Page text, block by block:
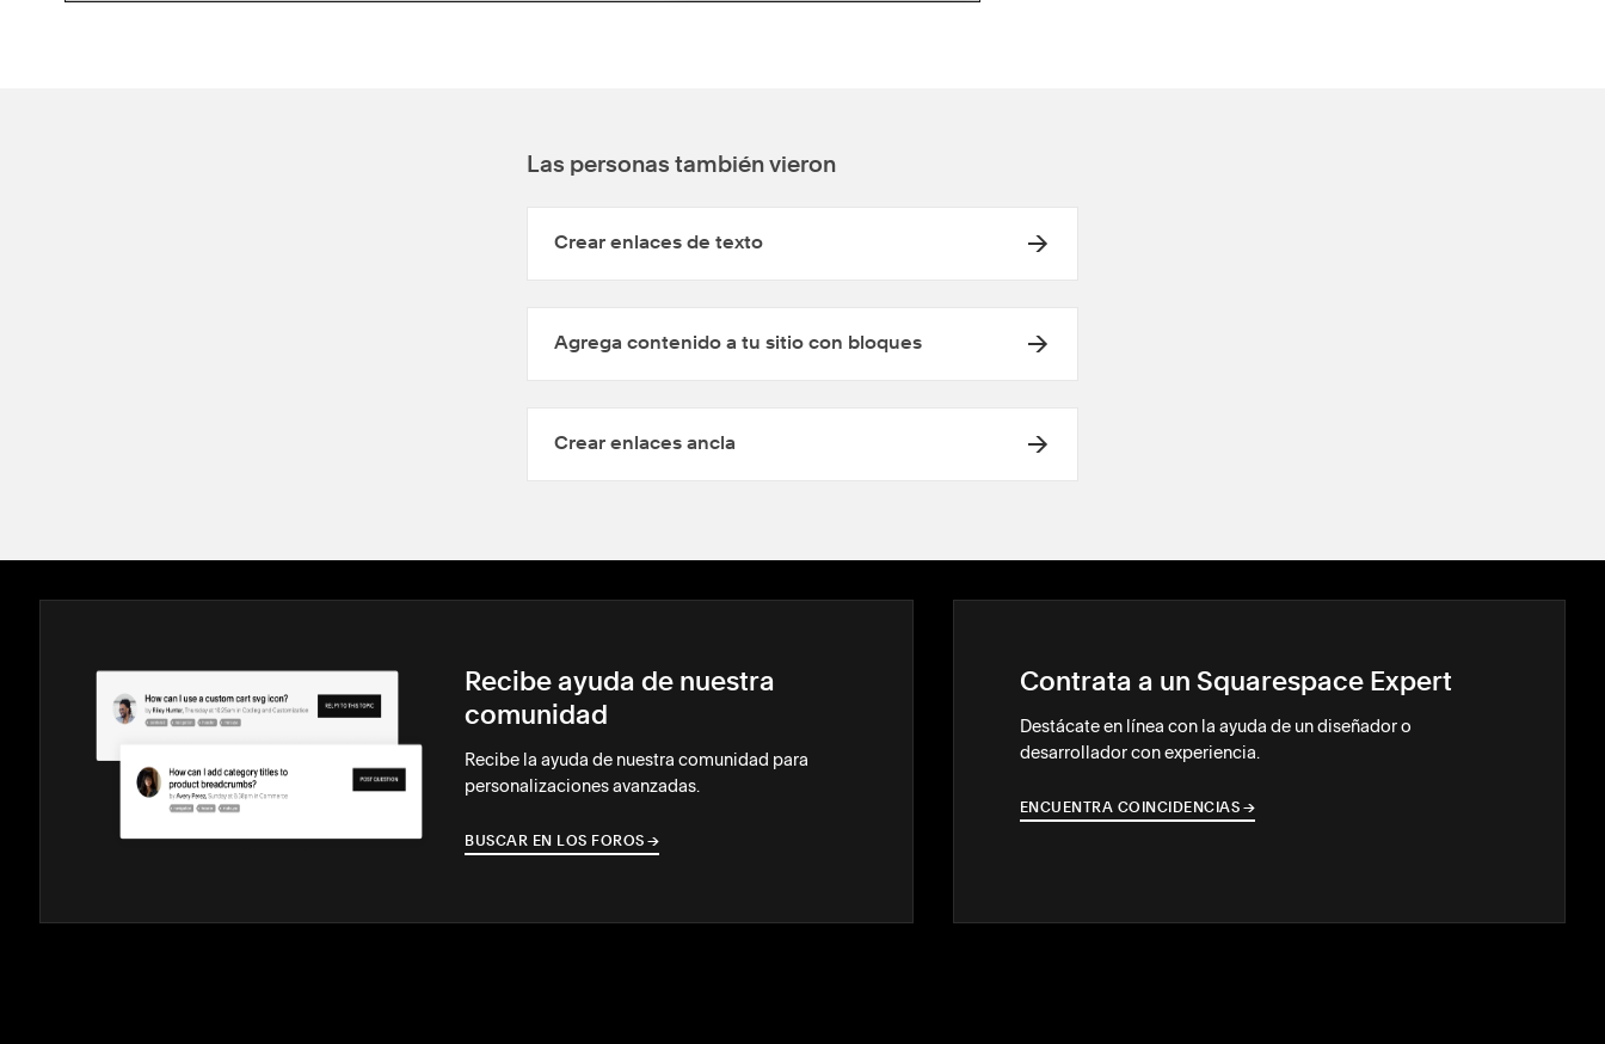
Las personas también vieron
Crear enlaces de texto
Agrega contenido a tu sitio con bloques
Crear enlaces ancla
Recibe ayuda de nuestra
comunidad
Recibe la ayuda de nuestra comunidad para
personalizaciones avanzadas.
BUSCAR EN LOS FOROS →
→
Contrata a un Squarespace Expert
Destácate en línea con la ayuda de un diseñador o
desarrollador con experiencia.
ENCUENTRA COINCIDENCIAS →
→